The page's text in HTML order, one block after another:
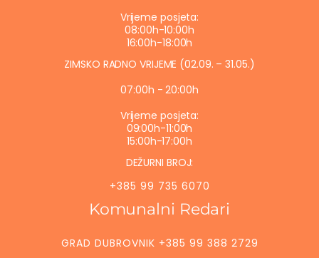
Vrijeme posjeta:
08:00h-10:00h
16:00h-18:00h
ZIMSKO RADNO VRIJEME (02.09. – 31.05.)
07:00h - 20:00h
Vrijeme posjeta:
09:00h-11:00h
15:00h-17:00h
DEŽURNI BROJ:
+385 99 735 6070
Komunalni Redari
GRAD DUBROVNIK +385 99 388 2729